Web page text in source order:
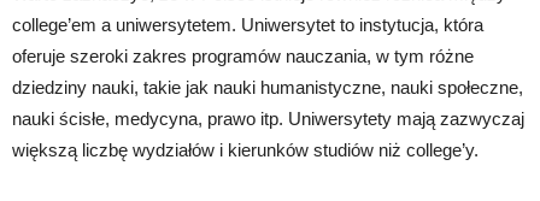
college’em a uniwersytetem. Uniwersytet to instytucja, która
oferuje szeroki zakres programów nauczania, w tym różne
dziedziny nauki, takie jak nauki humanistyczne, nauki społeczne,
nauki ścisłe, medycyna, prawo itp. Uniwersytety mają zazwyczaj
większą liczbę wydziałów i kierunków studiów niż college’y.